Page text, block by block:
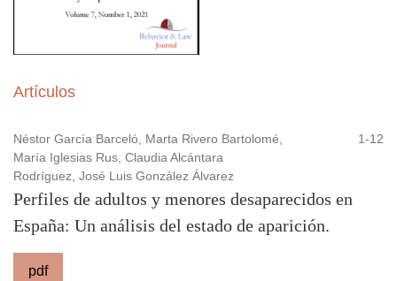
Artículos
Néstor García Barceló, Marta Rivero Bartolomé,
María Iglesias Rus, Claudia Alcántara
Rodríguez, José Luis González Álvarez
1-12
Perfiles de adultos y menores desaparecidos en
España: Un análisis del estado de aparición.
pdf